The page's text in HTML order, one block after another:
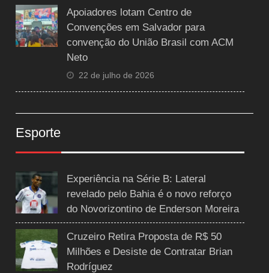
Apoiadores lotam Centro de
Convenções em Salvador para
convenção do União Brasil com ACM
Neto
22 de julho de 2026
Esporte
Experiência na Série B: Lateral
revelado pelo Bahia é o novo reforço
do Novorizontino de Enderson Moreira
Cruzeiro Retira Proposta de R$ 50
Milhões e Desiste de Contratar Brian
Rodríguez